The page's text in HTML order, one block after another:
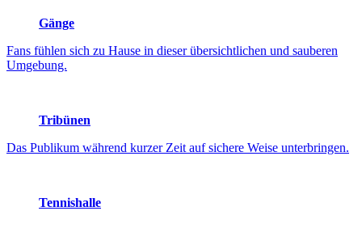
Gänge
Fans fühlen sich zu Hause in dieser übersichtlichen und sauberen
Umgebung.
Tribünen
Das Publikum während kurzer Zeit auf sichere Weise unterbringen.
Tennishalle